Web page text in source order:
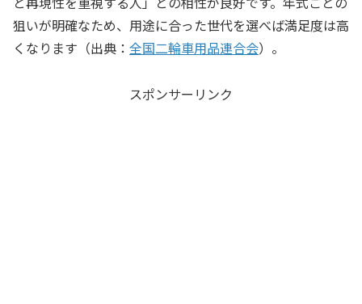
狙いが明確なため、用途に合った世代を選べば満足度は高
くなります（出典： 全国二輪車用品連合会）。
スポンサーリンク